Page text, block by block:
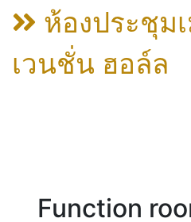
ห้องประชุม
เวนชั่น ฮอล์ล
Function